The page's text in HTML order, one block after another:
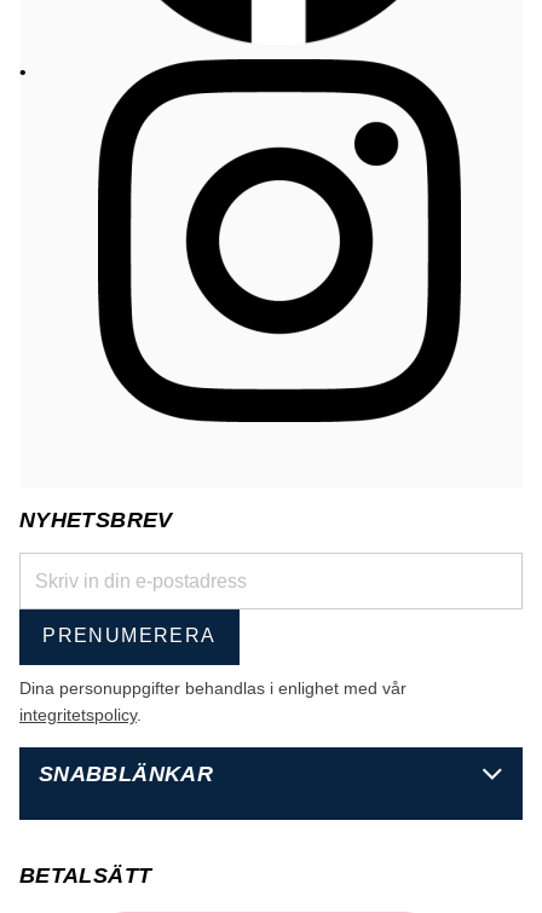
NYHETSBREV
PRENUMERERA
Dina personuppgifter behandlas i enlighet med vår
integritetspolicy.
SNABBLÄNKAR
BETALSÄTT